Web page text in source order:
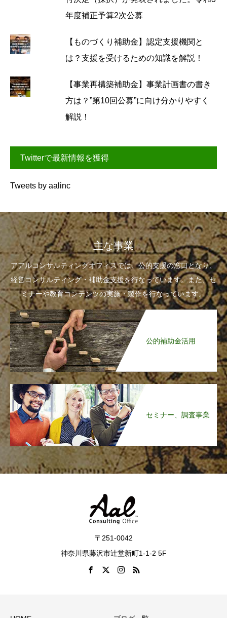
年度補正予算2次公募
【ものづくり補助金】認定支援機関と
は？支援を受けるための知識を解説！
【事業再構築補助金】事業計画書の書き
方は？”第10回公募”に向け分かりやすく
解説！
Twitterで最新情報を獲得
Tweets by aalinc
主な事業
アアルコンサルティングオフィスでは、公的支援の窓口となり、
経営コンサルティング・補助金支援を行なっています。また、セ
ミナーや教育コンテンツの実施・製作を行なっています。
公的補助金活用
セミナー、調査事業
〒251-0042
神奈川県藤沢市辻堂新町1-1-2 5F